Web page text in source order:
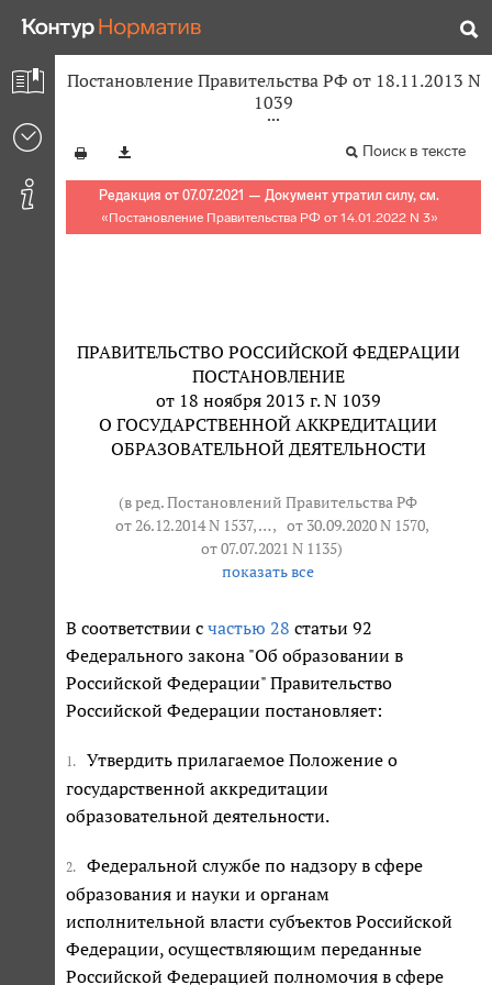
Постановление Правительства РФ от 18.11.2013 N
1039
Поиск в тексте
Редакция от 07.07.2021 — Документ утратил силу, см.
«Постановление Правительства РФ от 14.01.2022 N 3»
ПРАВИТЕЛЬСТВО РОССИЙСКОЙ ФЕДЕРАЦИИ
ПОСТАНОВЛЕНИЕ
от 18 ноября 2013 г. N 1039
О ГОСУДАРСТВЕННОЙ АККРЕДИТАЦИИ
ОБРАЗОВАТЕЛЬНОЙ ДЕЯТЕЛЬНОСТИ
(в ред. Постановлений Правительства РФ
от 26.12.2014 N 1537, … , от 30.09.2020 N 1570,
от 07.07.2021 N 1135)
показать все
В соответствии с частью 28 статьи 92
Федерального закона "Об образовании в
Российской Федерации" Правительство
Российской Федерации постановляет:
1.
Утвердить прилагаемое Положение о
государственной аккредитации
образовательной деятельности.
2.
Федеральной службе по надзору в сфере
образования и науки и органам
исполнительной власти субъектов Российской
Федерации, осуществляющим переданные
Российской Федерацией полномочия в сфере